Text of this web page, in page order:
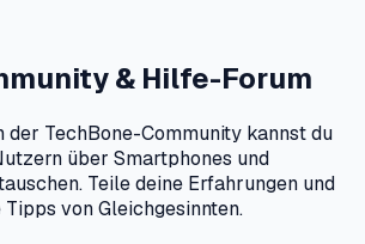
& Hilfe-Forum
TechBone-Community kannst du
über Smartphones und
Teile deine Erfahrungen und
von Gleichgesinnten.